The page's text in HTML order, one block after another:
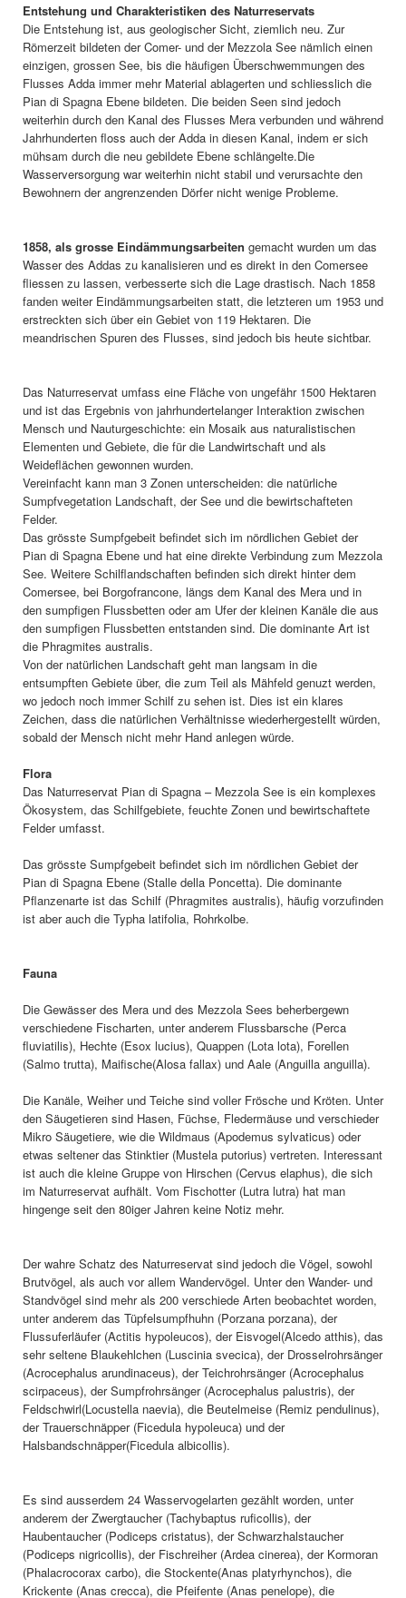
Entstehung und Charakteristiken des Naturreservats
Die Entstehung ist, aus geologischer Sicht, ziemlich neu. Zur
Römerzeit bildeten der Comer- und der Mezzola See nämlich einen
einzigen, grossen See, bis die häufigen Überschwemmungen des
Flusses Adda immer mehr Material ablagerten und schliesslich die
Pian di Spagna Ebene bildeten. Die beiden Seen sind jedoch
weiterhin durch den Kanal des Flusses Mera verbunden und während
Jahrhunderten floss auch der Adda in diesen Kanal, indem er sich
mühsam durch die neu gebildete Ebene schlängelte.Die
Wasserversorgung war weiterhin nicht stabil und verursachte den
Bewohnern der angrenzenden Dörfer nicht wenige Probleme.
1858, als grosse Eindämmungsarbeiten gemacht wurden um das
Wasser des Addas zu kanalisieren und es direkt in den Comersee
fliessen zu lassen, verbesserte sich die Lage drastisch. Nach 1858
fanden weiter Eindämmungsarbeiten statt, die letzteren um 1953 und
erstreckten sich über ein Gebiet von 119 Hektaren. Die
meandrischen Spuren des Flusses, sind jedoch bis heute sichtbar.
Das Naturreservat umfass eine Fläche von ungefähr 1500 Hektaren
und ist das Ergebnis von jahrhundertelanger Interaktion zwischen
Mensch und Nauturgeschichte: ein Mosaik aus naturalistischen
Elementen und Gebiete, die für die Landwirtschaft und als
Weideflächen gewonnen wurden.
Vereinfacht kann man 3 Zonen unterscheiden: die natürliche
Sumpfvegetation Landschaft, der See und die bewirtschafteten
Felder.
Das grösste Sumpfgebeit befindet sich im nördlichen Gebiet der
Pian di Spagna Ebene und hat eine direkte Verbindung zum Mezzola
See. Weitere Schilflandschaften befinden sich direkt hinter dem
Comersee, bei Borgofrancone, längs dem Kanal des Mera und in
den sumpfigen Flussbetten oder am Ufer der kleinen Kanäle die aus
den sumpfigen Flussbetten entstanden sind. Die dominante Art ist
die Phragmites australis.
Von der natürlichen Landschaft geht man langsam in die
entsumpften Gebiete über, die zum Teil als Mähfeld genuzt werden,
wo jedoch noch immer Schilf zu sehen ist. Dies ist ein klares
Zeichen, dass die natürlichen Verhältnisse wiederhergestellt würden,
sobald der Mensch nicht mehr Hand anlegen würde.
Flora
Das Naturreservat Pian di Spagna – Mezzola See is ein komplexes
Ökosystem, das Schilfgebiete, feuchte Zonen und bewirtschaftete
Felder umfasst.
Das grösste Sumpfgebeit befindet sich im nördlichen Gebiet der
Pian di Spagna Ebene (Stalle della Poncetta). Die dominante
Pflanzenarte ist das Schilf (Phragmites australis), häufig vorzufinden
ist aber auch die Typha latifolia, Rohrkolbe.
Fauna
Die Gewässer des Mera und des Mezzola Sees beherbergewn
verschiedene Fischarten, unter anderem Flussbarsche (Perca
fluviatilis), Hechte (Esox lucius), Quappen (Lota lota), Forellen
(Salmo trutta), Maifische(Alosa fallax) und Aale (Anguilla anguilla).
Die Kanäle, Weiher und Teiche sind voller Frösche und Kröten. Unter
den Säugetieren sind Hasen, Füchse, Fledermäuse und verschieder
Mikro Säugetiere, wie die Wildmaus (Apodemus sylvaticus) oder
etwas seltener das Stinktier (Mustela putorius) vertreten. Interessant
ist auch die kleine Gruppe von Hirschen (Cervus elaphus), die sich
im Naturreservat aufhält. Vom Fischotter (Lutra lutra) hat man
hingenge seit den 80iger Jahren keine Notiz mehr.
Der wahre Schatz des Naturreservat sind jedoch die Vögel, sowohl
Brutvögel, als auch vor allem Wandervögel. Unter den Wander- und
Standvögel sind mehr als 200 verschiede Arten beobachtet worden,
unter anderem das Tüpfelsumpfhuhn (Porzana porzana), der
Flussuferläufer (Actitis hypoleucos), der Eisvogel(Alcedo atthis), das
sehr seltene Blaukehlchen (Luscinia svecica), der Drosselrohrsänger
(Acrocephalus arundinaceus), der Teichrohrsänger (Acrocephalus
scirpaceus), der Sumpfrohrsänger (Acrocephalus palustris), der
Feldschwirl(Locustella naevia), die Beutelmeise (Remiz pendulinus),
der Trauerschnäpper (Ficedula hypoleuca) und der
Halsbandschnäpper(Ficedula albicollis).
Es sind ausserdem 24 Wasservogelarten gezählt worden, unter
anderem der Zwergtaucher (Tachybaptus ruficollis), der
Haubentaucher (Podiceps cristatus), der Schwarzhalstaucher
(Podiceps nigricollis), der Fischreiher (Ardea cinerea), der Kormoran
(Phalacrocorax carbo), die Stockente(Anas platyrhynchos), die
Krickente (Anas crecca), die Pfeifente (Anas penelope), die